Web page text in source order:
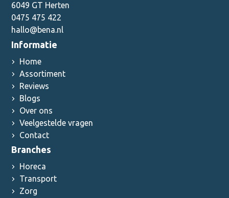
6049 GT Herten
0475 475 422
hallo@bena.nl
Informatie
Home
Assortiment
Reviews
Blogs
Over ons
Veelgestelde vragen
Contact
Branches
Horeca
Transport
Zorg